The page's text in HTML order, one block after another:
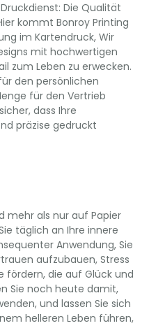
Die Qualität
kommt Bonroy Printing
im Kartendruck, Wir
mit hochwertigen
zum Leben zu erwecken.
den persönlichen
für den Vertrieb
dass Ihre
präzise gedruckt
mehr als nur auf Papier
täglich an Ihre innere
Anwendung, Sie
aufzubauen, Stress
fördern, die auf Glück und
Sie noch heute damit,
und lassen Sie sich
helleren Leben führen,